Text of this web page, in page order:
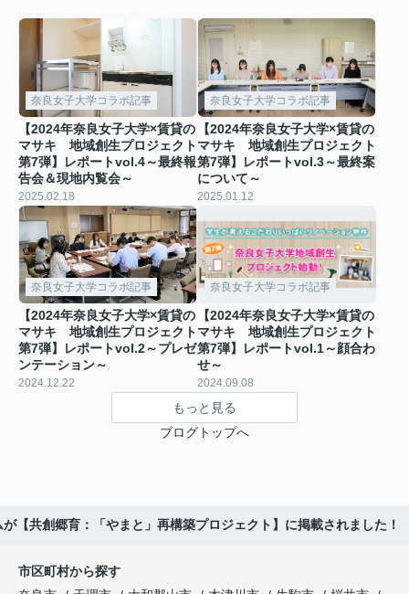
奈良女子大学コラボ記事
【2024年奈良女子大学×賃貸の
マサキ 地域創生プロジェクト
第7弾】レポートvol.4～最終報
告会＆現地内覧会～
2025.02.18
奈良女子大学コラボ記事
【2024年奈良女子大学×賃貸の
マサキ 地域創生プロジェクト
第7弾】レポートvol.3～最終案
について～
2025.01.12
奈良女子大学コラボ記事
【2024年奈良女子大学×賃貸の
マサキ 地域創生プロジェクト
第7弾】レポートvol.2～プレゼ
ンテーション～
2024.12.22
奈良女子大学コラボ記事
【2024年奈良女子大学×賃貸の
マサキ 地域創生プロジェクト
第7弾】レポートvol.1～顔合わ
せ～
2024.09.08
もっと見る
ブログトップへ
【共創郷育：「やまと」再構築プロジェクト】に掲載されました！
市区町村から探す